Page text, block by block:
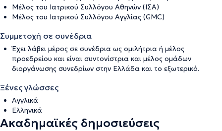
Μέλος του Ιατρικού Συλλόγου Αθηνών (ΙΣΑ)
Μέλος του Ιατρικού Συλλόγου Αγγλίας (GMC)
Συμμετοχή σε συνέδρια
Έχει λάβει μέρος σε συνέδρια ως ομιλήτρια ή μέλος
προεδρείου και είναι συντονίστρια και μέλος ομάδων
διοργάνωσης συνεδρίων στην Ελλάδα και το εξωτερικό.
Ξένες γλώσσες
Αγγλικά
Ελληνικά
Ακαδημαϊκές δημοσιεύσεις